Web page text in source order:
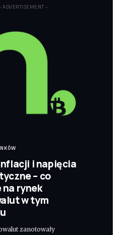
- ADVERTISEMENT -
i napięcia
– co
na rynek
w tym
zanotowały